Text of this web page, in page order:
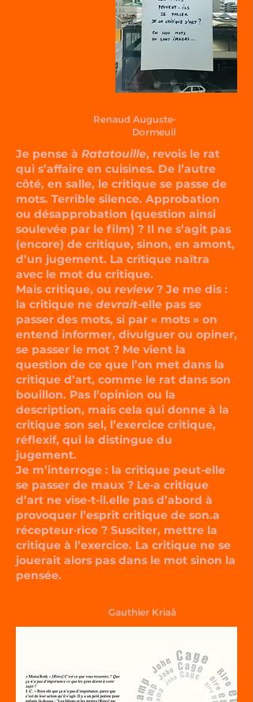
Renaud Auguste-
Dormeuil
Je pense à Ratatouille, revois le rat
qui s’affaire en cuisines. De l’autre
côté, en salle, le critique se passe de
mots. Terrible silence. Approbation
ou désapprobation (question ainsi
soulevée par le film) ? Il ne s’agit pas
(encore) de critique, sinon, en amont,
d’un jugement. La critique naîtra
avec le mot du critique.
Mais critique, ou review? Je me dis :
la critique ne devrait-elle pas se
passer des mots, si par « mots » on
entend informer, divulguer ou opiner,
se passer le mot ? Me vient la
question de ce que l’on met dans la
critique d’art, comme le rat dans son
bouillon. Pas l’opinion ou la
description, mais cela qui donne à la
critique son sel, l’exercice critique,
réflexif, qui la distingue du
jugement.
Je m’interroge : la critique peut-elle
se passer de maux ? Le·a critique
d’art ne vise-t-il.elle pas d’abord à
provoquer l’esprit critique de son.a
récepteur·rice ? Susciter, mettre la
critique à l’exercice. La critique ne se
jouerait alors pas dans le mot sinon la
pensée.
Gauthier Kriaâ